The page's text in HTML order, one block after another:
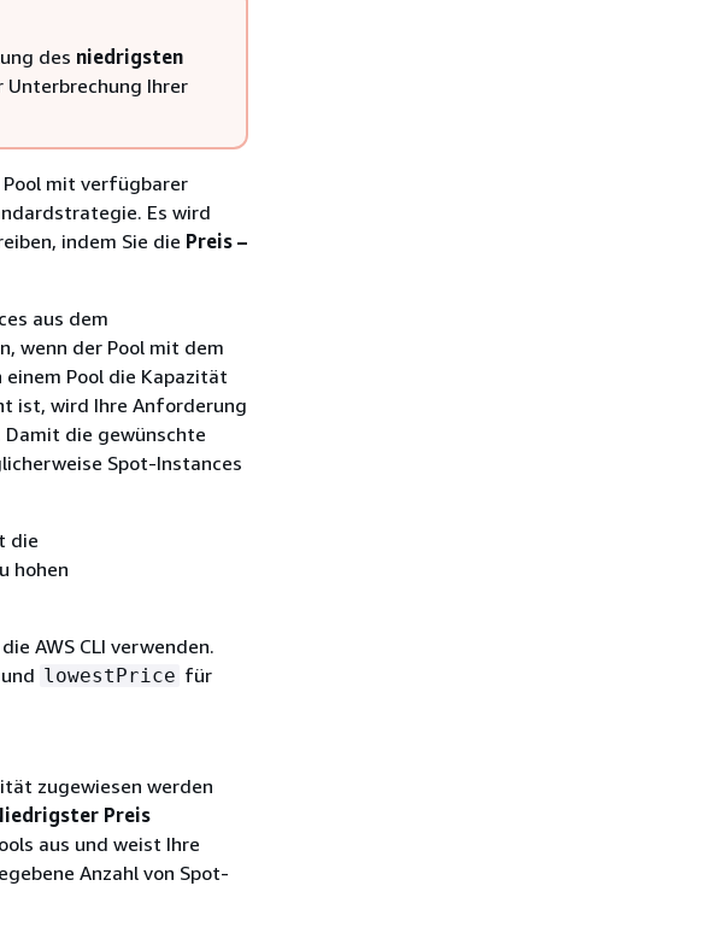
des niedrigsten
Unterbrechung Ihrer
mit verfügbarer
Es wird
indem Sie die Preis –
aus dem
wenn der Pool mit dem
Pool die Kapazität
ist, wird Ihre Anforderung
die gewünschte
Spot-Instances
die
hohen
AWS CLI verwenden.
lowestPrice für
zugewiesen werden
Preis
aus und weist Ihre
Anzahl von Spot-